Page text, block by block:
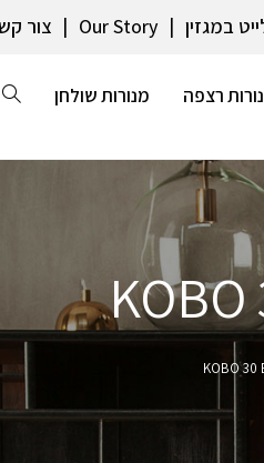
במגזין Our Story צור
רצפה מנורות שולחן
KOBO
KOBO 30